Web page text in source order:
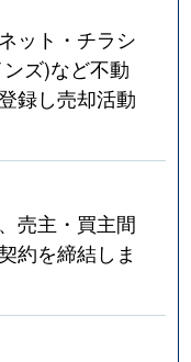
ット・チラシ
ズ)など不動
録し売却活動
売主・買主間
約を締結しま